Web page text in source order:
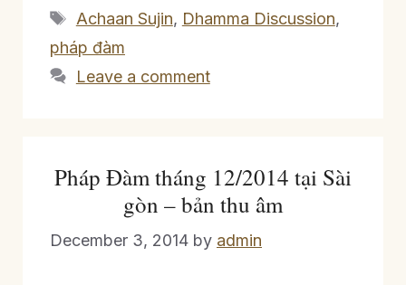
Tags
Achaan Sujin, Dhamma Discussion,
pháp đàm
Leave a comment
Pháp Đàm tháng 12/2014 tại Sài
gòn – bản thu âm
December 3, 2014 by admin